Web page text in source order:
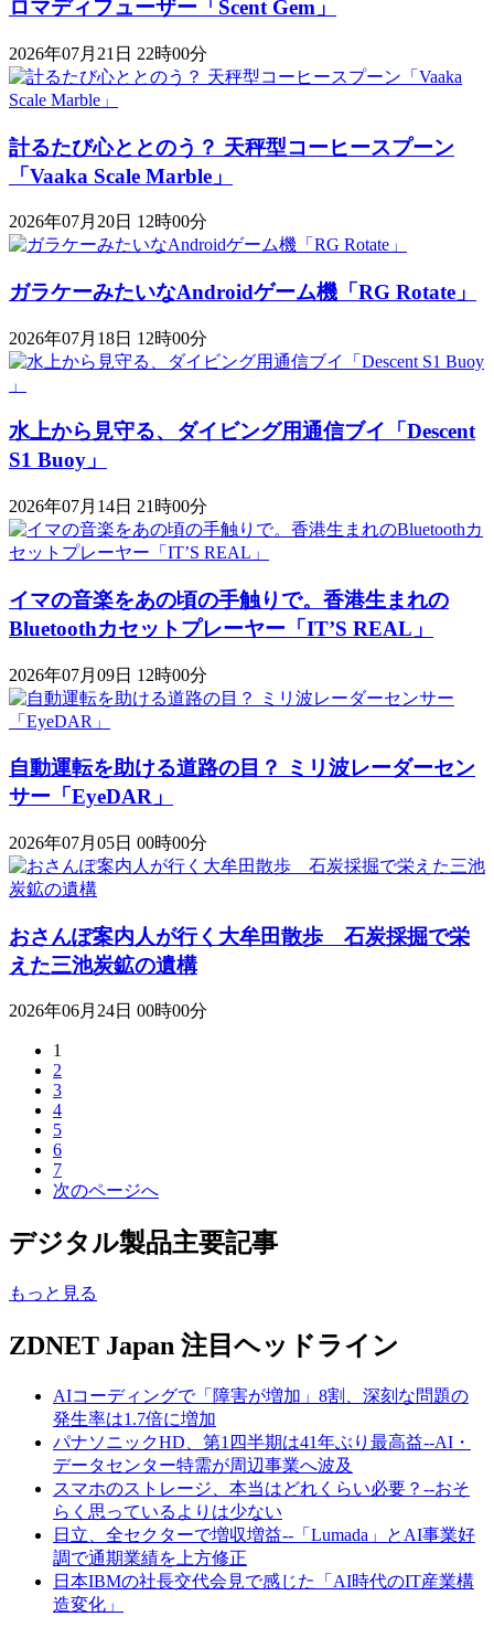
ロマディフューザー「Scent Gem」
2026年07月21日 22時00分
計るたび心ととのう？ 天秤型コーヒースプーン
「Vaaka Scale Marble」
2026年07月20日 12時00分
ガラケーみたいなAndroidゲーム機「RG Rotate」
2026年07月18日 12時00分
水上から見守る、ダイビング用通信ブイ「Descent
S1 Buoy​​」
2026年07月14日 21時00分
イマの音楽をあの頃の手触りで。香港生まれの
Bluetoothカセットプレーヤー「IT’S REAL」
2026年07月09日 12時00分
自動運転を助ける道路の目？ ミリ波レーダーセン
サー「EyeDAR」
2026年07月05日 00時00分
おさんぽ案内人が行く大牟田散歩 石炭採掘で栄
えた三池炭鉱の遺構
2026年06月24日 00時00分
1
2
3
4
5
6
7
次のページへ
デジタル製品主要記事
もっと見る
ZDNET Japan 注目ヘッドライン
AIコーディングで「障害が増加」8割、深刻な問題の
発生率は1.7倍に増加
パナソニックHD、第1四半期は41年ぶり最高益--AI・
データセンター特需が周辺事業へ波及
スマホのストレージ、本当はどれくらい必要？--おそ
らく思っているよりは少ない
日立、全セクターで増収増益--「Lumada」とAI事業好
調で通期業績を上方修正
日本IBMの社長交代会見で感じた「AI時代のIT産業構
造変化」